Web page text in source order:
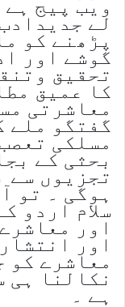
ویب پیج ہے
لے
پڑھنے کو
گوشے اور
تحقیق
کا عمیق
معاشرتی
گفتگو ملے
مسلکی
بحثی کے
تجزیوں سے
ہوگی ۔ تو
سلام اردو
اور
اور
معاشرے کو
نکالنا ہی
ہے ۔